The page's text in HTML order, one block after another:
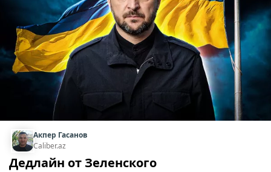
Акпер Гасанов
Caliber.az
Дедлайн от Зеленского